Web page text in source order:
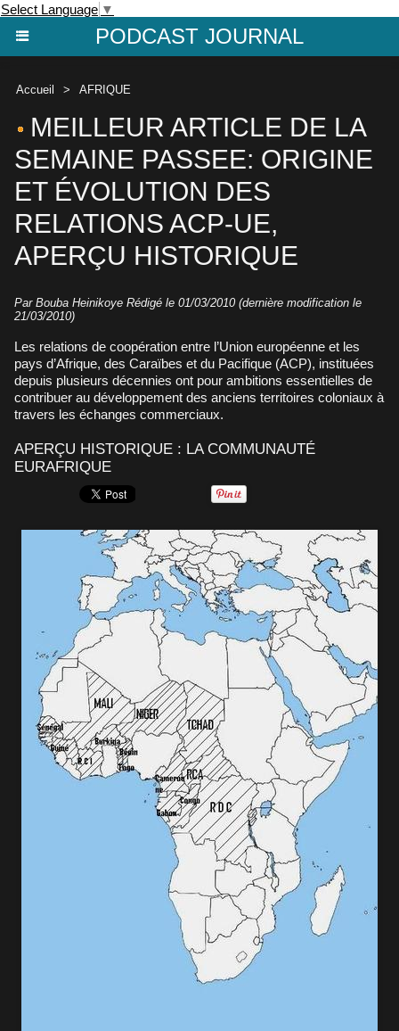
Select Language ▼
PODCAST JOURNAL
Accueil > AFRIQUE
MEILLEUR ARTICLE DE LA
SEMAINE PASSEE: ORIGINE
ET ÉVOLUTION DES
RELATIONS ACP-UE,
APERÇU HISTORIQUE
Par Bouba Heinikoye Rédigé le 01/03/2010 (dernière modification le
21/03/2010)
Les relations de coopération entre l’Union européenne et les
pays d’Afrique, des Caraïbes et du Pacifique (ACP), instituées
depuis plusieurs décennies ont pour ambitions essentielles de
contribuer au développement des anciens territoires coloniaux à
travers les échanges commerciaux.
APERÇU HISTORIQUE : LA COMMUNAUTÉ
EURAFRIQUE